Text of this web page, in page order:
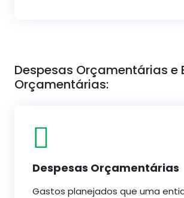
Despesas Orçamentárias e
Orçamentárias:
Despesas Orçamentárias
Gastos planejados que uma